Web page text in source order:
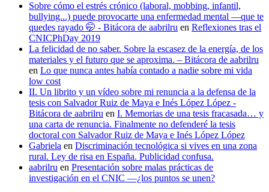
Sobre cómo el estrés crónico (laboral, mobbing, infantil,
bullying...) puede provocarte una enfermedad mental —que te
quedes rayado 🤭 - Bitácora de aabrilru en Reflexiones tras el
CNICPhDay 2019
La felicidad de no saber. Sobre la escasez de la energía, de los
materiales y el futuro que se aproxima. – Bitácora de aabrilru
en Lo que nunca antes había contado a nadie sobre mi vida
low cost
II. Un librito y un vídeo sobre mi renuncia a la defensa de la
tesis con Salvador Ruiz de Maya e Inés López López -
Bitácora de aabrilru en I. Memorias de una tesis fracasada… y
una carta de renuncia. Finalmente no defenderé la tesis
doctoral con Salvador Ruiz de Maya e Inés López López
Gabriela en Discriminación tecnológica si vives en una zona
rural. Ley de risa en España. Publicidad confusa.
aabrilru en Presentación sobre malas prácticas de
investigación en el CNIC —¿los puntos se unen?